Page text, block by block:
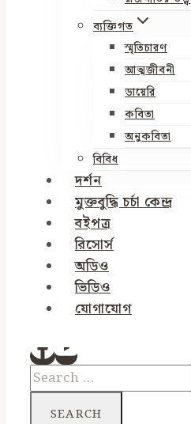
ব্যক্তিগত
স্মৃতিচারণ
আত্মজীবনী
ডায়েরি
কবিতা
অনুকবিতা
বিবিধ
দর্শন
মুক্তবুদ্ধি চর্চা কেন্দ্র
বইপত্র
রিসোর্স
অডিও
ভিডিও
যোগাযোগ
Search
for: